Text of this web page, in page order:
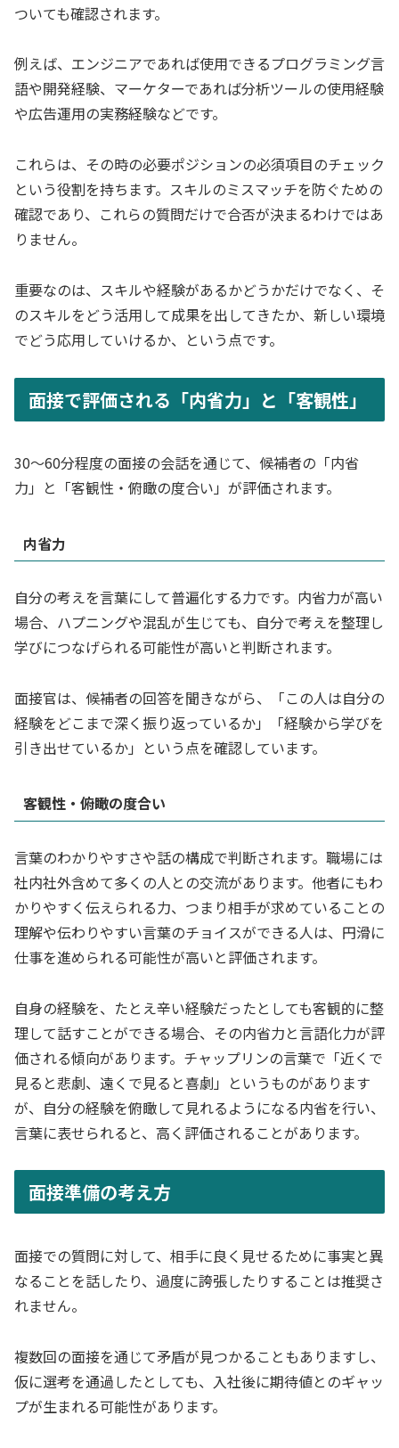
ついても確認されます。
例えば、エンジニアであれば使用できるプログラミング言
語や開発経験、マーケターであれば分析ツールの使用経験
や広告運用の実務経験などです。
これらは、その時の必要ポジションの必須項目のチェック
という役割を持ちます。スキルのミスマッチを防ぐための
確認であり、これらの質問だけで合否が決まるわけではあ
りません。
重要なのは、スキルや経験があるかどうかだけでなく、そ
のスキルをどう活用して成果を出してきたか、新しい環境
でどう応用していけるか、という点です。
面接で評価される「内省力」と「客観性」
30〜60分程度の面接の会話を通じて、候補者の「内省
力」と「客観性・俯瞰の度合い」が評価されます。
内省力
自分の考えを言葉にして普遍化する力です。内省力が高い
場合、ハプニングや混乱が生じても、自分で考えを整理し
学びにつなげられる可能性が高いと判断されます。
面接官は、候補者の回答を聞きながら、「この人は自分の
経験をどこまで深く振り返っているか」「経験から学びを
引き出せているか」という点を確認しています。
客観性・俯瞰の度合い
言葉のわかりやすさや話の構成で判断されます。職場には
社内社外含めて多くの人との交流があります。他者にもわ
かりやすく伝えられる力、つまり相手が求めていることの
理解や伝わりやすい言葉のチョイスができる人は、円滑に
仕事を進められる可能性が高いと評価されます。
自身の経験を、たとえ辛い経験だったとしても客観的に整
理して話すことができる場合、その内省力と言語化力が評
価される傾向があります。チャップリンの言葉で「近くで
見ると悲劇、遠くで見ると喜劇」というものがあります
が、自分の経験を俯瞰して見れるようになる内省を行い、
言葉に表せられると、高く評価されることがあります。
面接準備の考え方
面接での質問に対して、相手に良く見せるために事実と異
なることを話したり、過度に誇張したりすることは推奨さ
れません。
複数回の面接を通じて矛盾が見つかることもありますし、
仮に選考を通過したとしても、入社後に期待値とのギャッ
プが生まれる可能性があります。